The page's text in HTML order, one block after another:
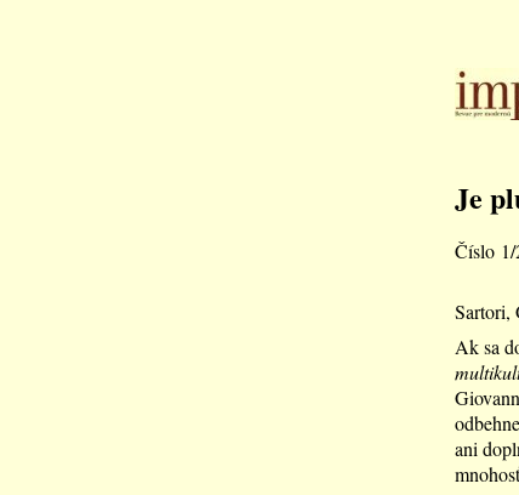
Je
Číslo 1/
Sartori,
Ak sa
ani